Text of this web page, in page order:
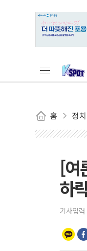
홈 정치
[여
하
기사입력